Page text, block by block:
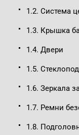
1.2. Система
1.3. Крышка
1.4. Двери
1.5.
1.6. Зеркала
1.7. Ремни
1.8.